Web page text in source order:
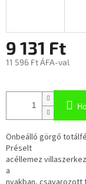
9 131 Ft
11 596 Ft ÁFA-val
Önbeálló görgő
Préselt
acéllemez
a